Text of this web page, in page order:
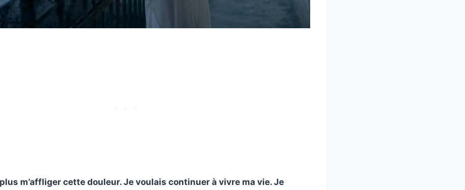
m’affliger cette douleur. Je voulais continuer à vivre ma vie. Je